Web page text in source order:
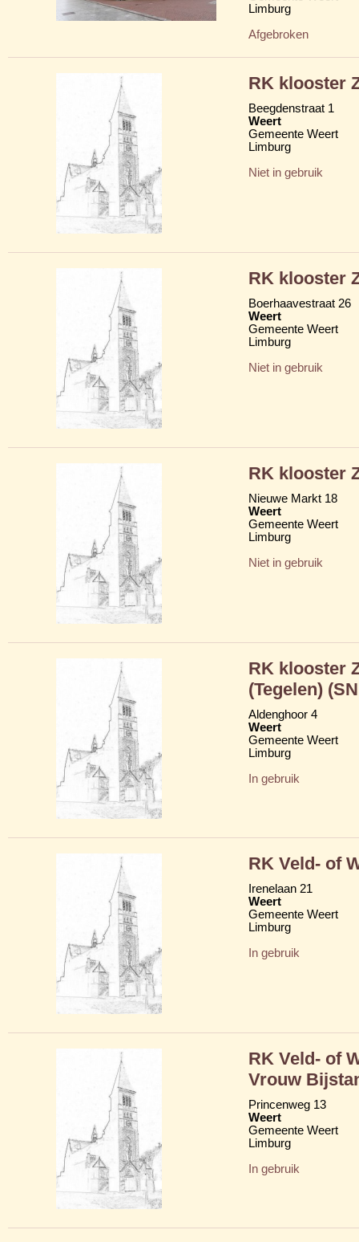
Limburg
Afgebroken
RK klooster
Beegdenstraat 1
Weert
Gemeente Weert
Limburg
Niet in gebruik
RK klooster
Boerhaavestraat 26
Weert
Gemeente Weert
Limburg
Niet in gebruik
RK klooster
Nieuwe Markt 18
Weert
Gemeente Weert
Limburg
Niet in gebruik
RK klooster
(Tegelen)
Aldenghoor 4
Weert
Gemeente Weert
Limburg
In gebruik
RK Veld- of
Irenelaan 21
Weert
Gemeente Weert
Limburg
In gebruik
RK Veld- of
Vrouw
Princenweg 13
Weert
Gemeente Weert
Limburg
In gebruik